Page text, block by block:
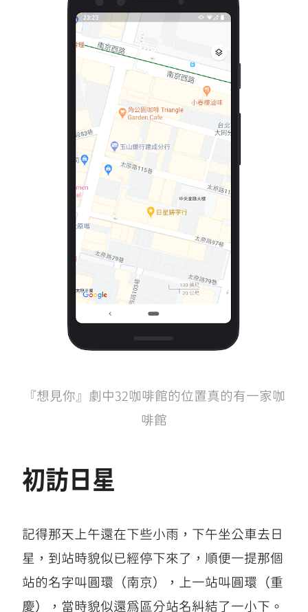
『想見你』劇中32咖啡館的位置真的有一家咖
啡館
初訪日星
記得那天上午還在下些小雨，下午坐公車去日
星，到站時貌似已經停下來了，順便一提那個
站的名字叫圓環（南京），上一站叫圓環（重
慶），當時貌似還爲區分站名糾結了一小下。